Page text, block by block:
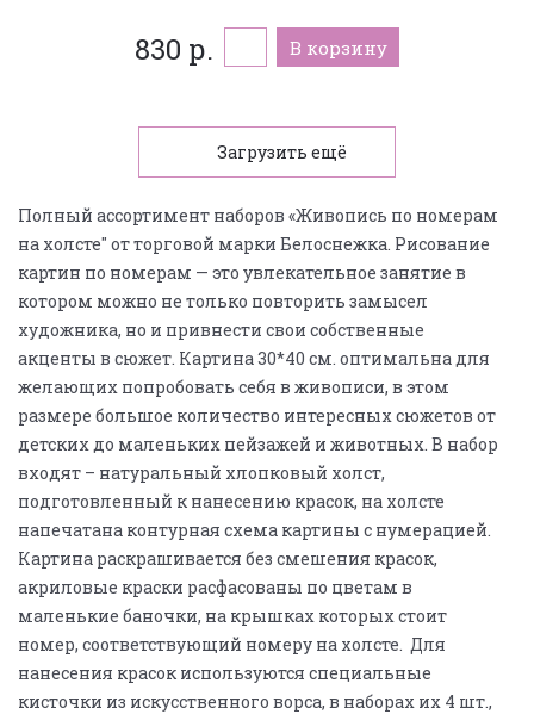
830 р. В корзину
Загрузить ещё
Полный ассортимент наборов «Живопись по номерам
на холсте" от торговой марки Белоснежка. Рисование
картин по номерам — это увлекательное занятие в
котором можно не только повторить замысел
художника, но и привнести свои собственные
акценты в сюжет. Картина 30*40 см. оптимальна для
желающих попробовать себя в живописи, в этом
размере большое количество интересных сюжетов от
детских до маленьких пейзажей и животных. В набор
входят – натуральный хлопковый холст,
подготовленный к нанесению красок, на холсте
напечатана контурная схема картины с нумерацией.
Картина раскрашивается без смешения красок,
акриловые краски расфасованы по цветам в
маленькие баночки, на крышках которых стоит
номер, соответствующий номеру на холсте. Для
нанесения красок используются специальные
кисточки из искусственного ворса, в наборах их 4 шт.,